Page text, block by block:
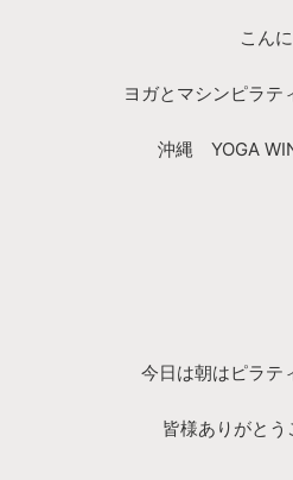
こん
ヨガとマシンピラテ
沖縄 YOGA
今日は朝はピラ
皆様ありがと